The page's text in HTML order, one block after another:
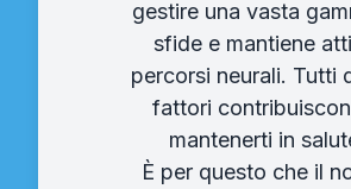
gestire una vasta
sfide e mantiene
percorsi neurali. Tutti
fattori
mantenerti in
È per questo che il